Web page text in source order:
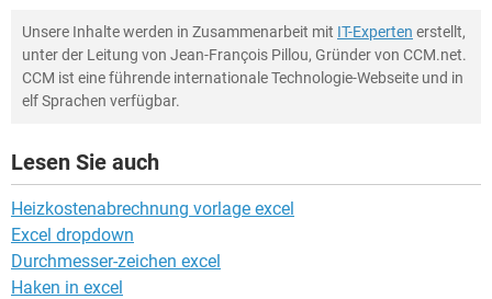
Unsere Inhalte werden in Zusammenarbeit mit IT-Experten erstellt,
unter der Leitung von Jean-François Pillou, Gründer von CCM.net.
CCM ist eine führende internationale Technologie-Webseite und in
elf Sprachen verfügbar.
Lesen Sie auch
Heizkostenabrechnung vorlage excel
Excel dropdown
Durchmesser-zeichen excel
Haken in excel